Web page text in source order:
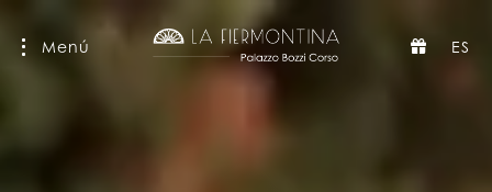
Menú ES